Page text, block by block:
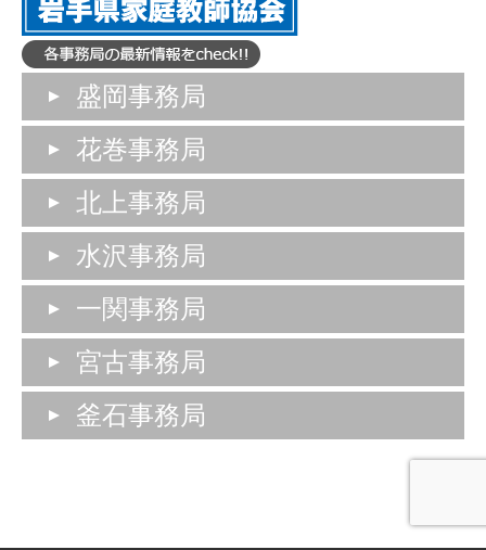
盛岡事務局
花巻事務局
北上事務局
水沢事務局
一関事務局
宮古事務局
釜石事務局